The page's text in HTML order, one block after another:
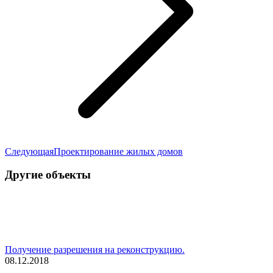
СледующаяСледующая
Проектирование жилых домов
Другие объекты
Получение разрешения на реконструкцию.
08.12.2018